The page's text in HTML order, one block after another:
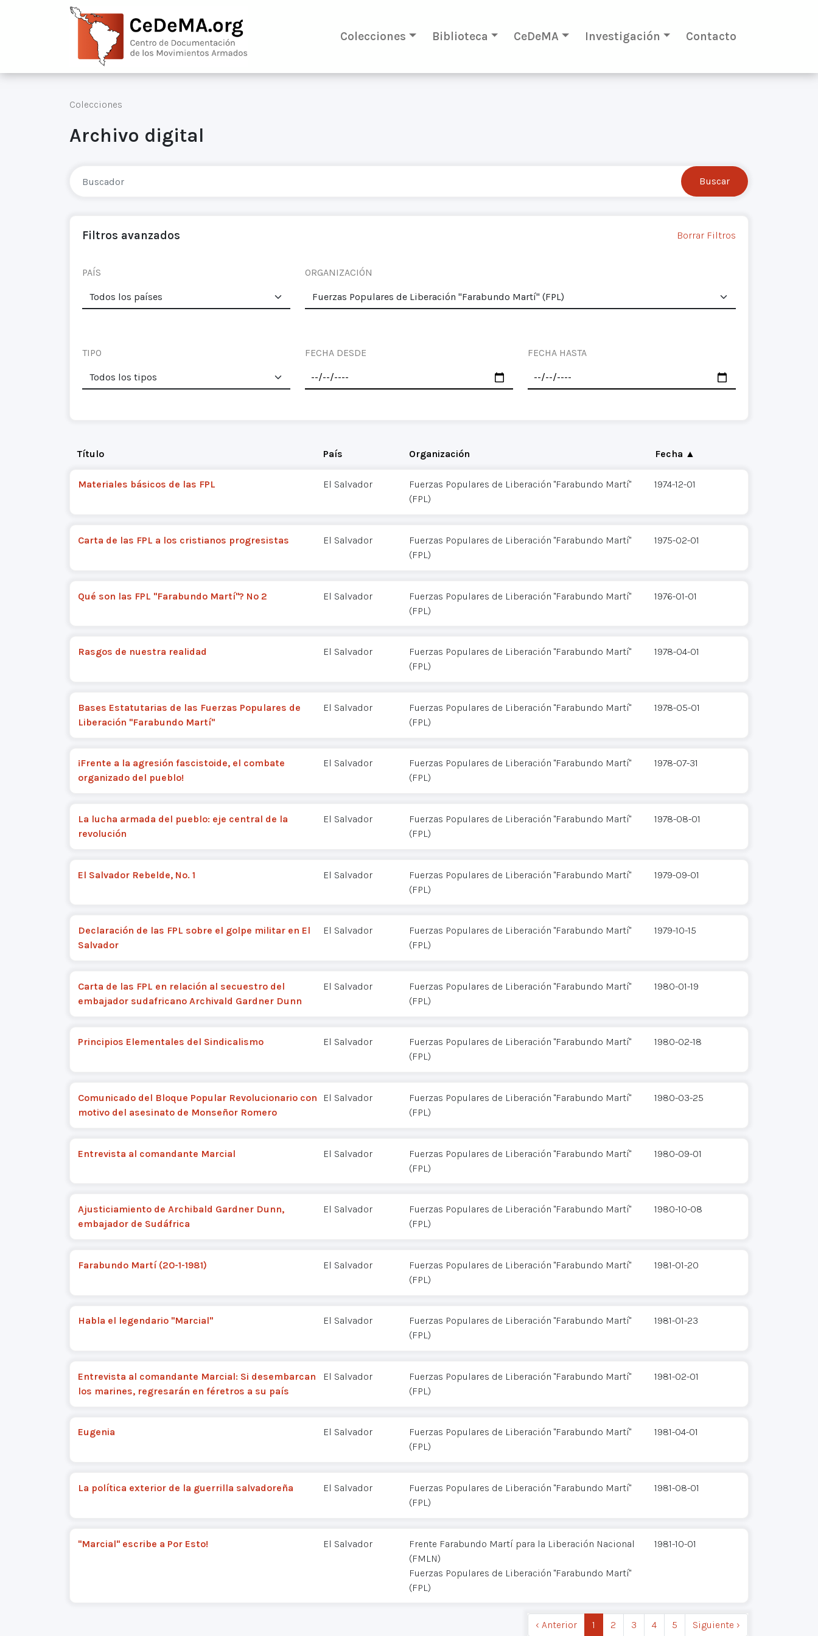
Colecciones Biblioteca CeDeMA Investigación Contacto
Colecciones
Archivo digital
Filtros avanzados Borrar Filtros
PAÍS ORGANIZACIÓN
TIPO FECHA DESDE FECHA HASTA
Título País Organización Fecha ▲
Materiales básicos de las FPL El Salvador
Fuerzas Populares de Liberación "Farabundo Martí"
(FPL)
1974-12-01
Carta de las FPL a los cristianos progresistas El Salvador
Fuerzas Populares de Liberación "Farabundo Martí"
(FPL)
1975-02-01
Qué son las FPL "Farabundo Martí"? Nº 2 El Salvador
Fuerzas Populares de Liberación "Farabundo Martí"
(FPL)
1976-01-01
Rasgos de nuestra realidad El Salvador
Fuerzas Populares de Liberación "Farabundo Martí"
(FPL)
1978-04-01
Bases Estatutarias de las Fuerzas Populares de
Liberación "Farabundo Martí"
El Salvador
Fuerzas Populares de Liberación "Farabundo Martí"
(FPL)
1978-05-01
¡Frente a la agresión fascistoide, el combate
organizado del pueblo!
El Salvador
Fuerzas Populares de Liberación "Farabundo Martí"
(FPL)
1978-07-31
La lucha armada del pueblo: eje central de la
revolución
El Salvador
Fuerzas Populares de Liberación "Farabundo Martí"
(FPL)
1978-08-01
El Salvador Rebelde, No. 1 El Salvador
Fuerzas Populares de Liberación "Farabundo Martí"
(FPL)
1979-09-01
Declaración de las FPL sobre el golpe militar en El
Salvador
El Salvador
Fuerzas Populares de Liberación "Farabundo Martí"
(FPL)
1979-10-15
Carta de las FPL en relación al secuestro del
embajador sudafricano Archivald Gardner Dunn
El Salvador
Fuerzas Populares de Liberación "Farabundo Martí"
(FPL)
1980-01-19
Principios Elementales del Sindicalismo El Salvador
Fuerzas Populares de Liberación "Farabundo Martí"
(FPL)
1980-02-18
Comunicado del Bloque Popular Revolucionario con
motivo del asesinato de Monseñor Romero
El Salvador
Fuerzas Populares de Liberación "Farabundo Martí"
(FPL)
1980-03-25
Entrevista al comandante Marcial El Salvador
Fuerzas Populares de Liberación "Farabundo Martí"
(FPL)
1980-09-01
Ajusticiamiento de Archibald Gardner Dunn,
embajador de Sudáfrica
El Salvador
Fuerzas Populares de Liberación "Farabundo Martí"
(FPL)
1980-10-08
Farabundo Martí (20-1-1981) El Salvador
Fuerzas Populares de Liberación "Farabundo Martí"
(FPL)
1981-01-20
Habla el legendario "Marcial" El Salvador
Fuerzas Populares de Liberación "Farabundo Martí"
(FPL)
1981-01-23
Entrevista al comandante Marcial: Si desembarcan
los marines, regresarán en féretros a su país
El Salvador
Fuerzas Populares de Liberación "Farabundo Martí"
(FPL)
1981-02-01
Eugenia El Salvador
Fuerzas Populares de Liberación "Farabundo Martí"
(FPL)
1981-04-01
La política exterior de la guerrilla salvadoreña El Salvador
Fuerzas Populares de Liberación "Farabundo Martí"
(FPL)
1981-08-01
"Marcial" escribe a Por Esto! El Salvador
Frente Farabundo Martí para la Liberación Nacional
(FMLN)
Fuerzas Populares de Liberación "Farabundo Martí"
(FPL)
1981-10-01
‹ Anterior 1 2 3 4 5 Siguiente ›